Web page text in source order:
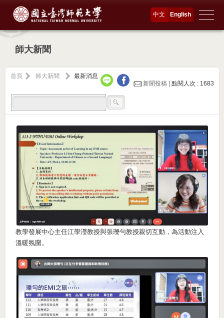
English
中文
師大新聞
首頁 師大新聞
最新消息
新聞投稿 |點閱人次 : 1683
教學發展中心主任江學瀅教授與張瓅勻教授親切互動，為活動注入
溫暖氛圍。